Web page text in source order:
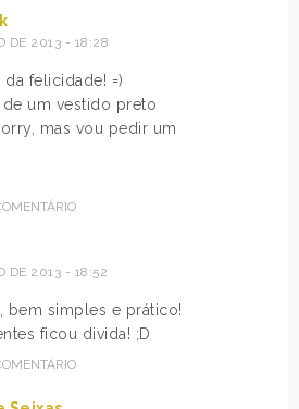
DE 2013 - 18:28
felicidade! =)
de um vestido preto
mas vou pedir um
DE 2013 - 18:52
bem simples e prático!
ficou divida! ;D